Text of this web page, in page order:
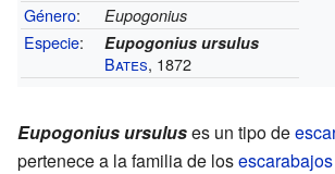
Género: Eupogonius
Especie: Eupogonius ursulus
Bates, 1872
Eupogonius ursuluses un tipo de
pertenece a la familia de los